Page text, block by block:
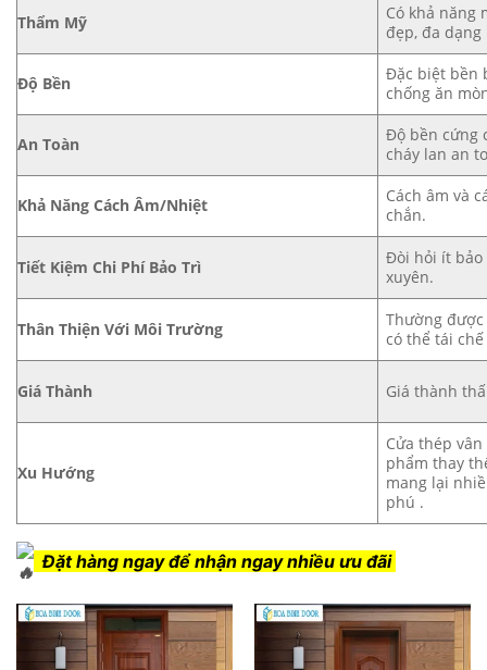
Thẩm Mỹ
Có khả năng
đẹp, đa dạng
Độ Bền
Đặc biệt bền
chống ăn
An Toàn
Độ bền cứng
cháy lan an
Khả Năng Cách Âm/Nhiệt
Cách âm và
chắn.
Tiết Kiệm Chi Phí Bảo Trì
Đòi hỏi ít
xuyên.
Thân Thiện Với Môi Trường
Thường
có thể tái
Giá Thành Giá thành
Xu Hướng
Cửa thép
phẩm thay
mang lại
phú .
Đặt hàng ngay để nhận ngay nhiều ưu đãi